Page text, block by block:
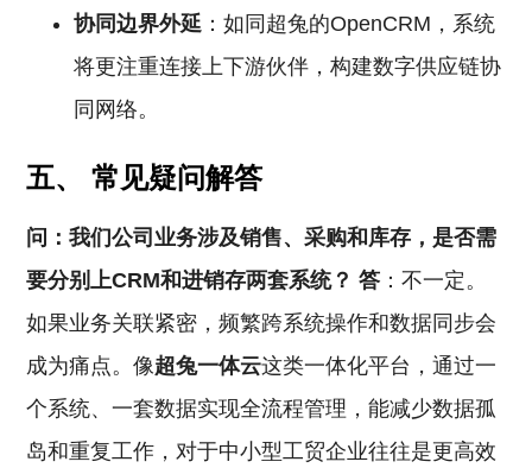
协同边界外延 ：如同超兔的OpenCRM，系统
将更注重连接上下游伙伴，构建数字供应链协
同网络。
五、 常见疑问解答
问：我们公司业务涉及销售、采购和库存，是否需
要分别上CRM和进销存两套系统？ 答 ：不一定。
如果业务关联紧密，频繁跨系统操作和数据同步会
成为痛点。像超兔一体云这类一体化平台，通过一
个系统、一套数据实现全流程管理，能减少数据孤
岛和重复工作，对于中小型工贸企业往往是更高效